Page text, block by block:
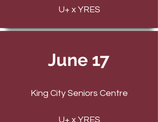
U+ x YRES
June 17
King City Seniors Centre
U+ x YRES